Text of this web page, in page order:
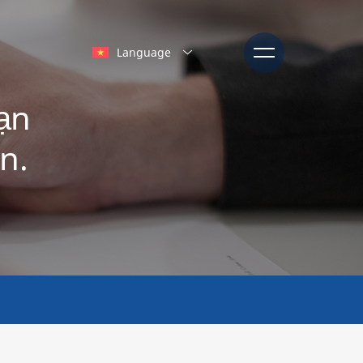
Language